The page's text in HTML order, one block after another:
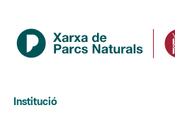
Institució